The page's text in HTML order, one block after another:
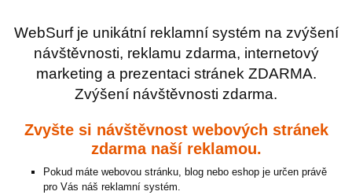
WebSurf je unikátní reklamní systém na zvýšení
návštěvnosti, reklamu zdarma, internetový
marketing a prezentaci stránek ZDARMA.
Zvýšení návštěvnosti zdarma.
Zvyšte si návštěvnost webových stránek
zdarma naší reklamou.
Pokud máte webovou stránku, blog nebo eshop je určen právě
pro Vás náš reklamní systém.